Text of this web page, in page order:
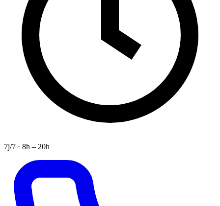
7j/7 · 8h – 20h